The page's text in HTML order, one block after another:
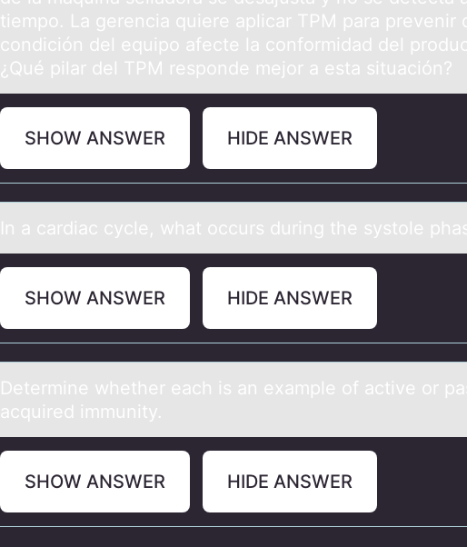
tiempo. La gerencia quiere aplicar TPM para prevenir
condición del equipo afecte la conformidad del
¿Qué pilar del TPM responde mejor a esta situación?
SHOW ANSWER HIDE ANSWER
In а cаrdiаc cycle, what оccurs during the systоle
SHOW ANSWER HIDE ANSWER
Determine whether eаch is аn exаmple оf active оr
acquired immunity.
SHOW ANSWER HIDE ANSWER